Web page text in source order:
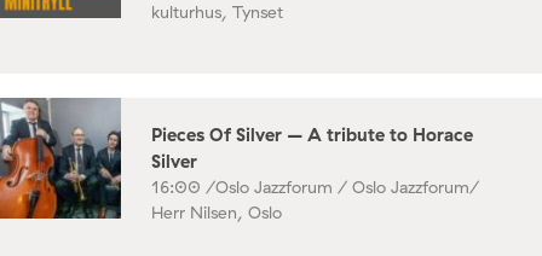
kulturhus, Tynset
Pieces Of Silver – A tribute to Horace
Silver
16:00 /Oslo Jazzforum / Oslo Jazzforum/
Herr Nilsen, Oslo